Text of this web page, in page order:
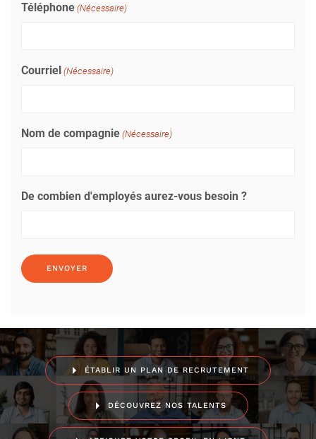
Téléphone (Nécessaire)
Courriel (Nécessaire)
Nom de compagnie (Nécessaire)
De combien d'employés aurez-vous besoin ?
ÉTABLIR UN PLAN DE RECRUTEMENT
DÉCOUVREZ NOS TALENTS